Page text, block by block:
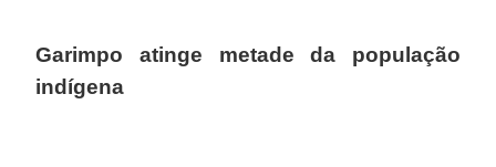
Garimpo atinge metade da população
indígena